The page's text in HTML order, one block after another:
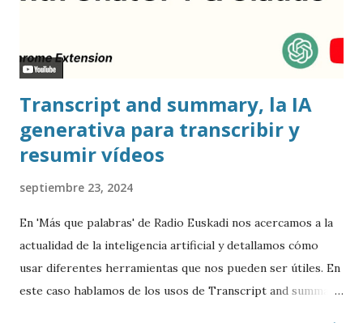
Transcript and summary, la IA
generativa para transcribir y
resumir vídeos
septiembre 23, 2024
En 'Más que palabras' de Radio Euskadi nos acercamos a la
actualidad de la inteligencia artificial y detallamos cómo
usar diferentes herramientas que nos pueden ser útiles. En
este caso hablamos de los usos de Transcript and summary